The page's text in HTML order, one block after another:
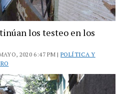
los testeo en los
2020 6:47 PM |POLÍTICA Y